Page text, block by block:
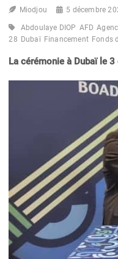
Miodjou 5 décembre
Abdoulaye DIOP AFD
28 Dubaï Financement Fonds
La cérémonie à Dubaï le